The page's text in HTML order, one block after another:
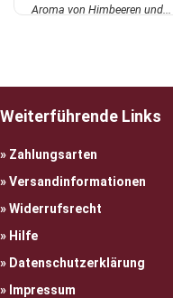
Aroma von Himbeeren und...
Weiterführende Links
Zahlungsarten
Versandinformationen
Widerrufsrecht
Hilfe
Datenschutzerklärung
Impressum